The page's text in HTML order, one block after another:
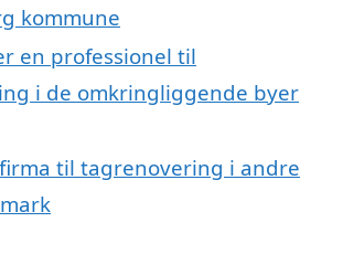
kommune
en professionel til
i de omkringliggende byer
til tagrenovering i andre